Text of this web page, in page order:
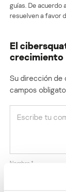
guías. De acuerdo
resuelven a favor
El
crecimiento
Su dirección de
campos
Nombre *